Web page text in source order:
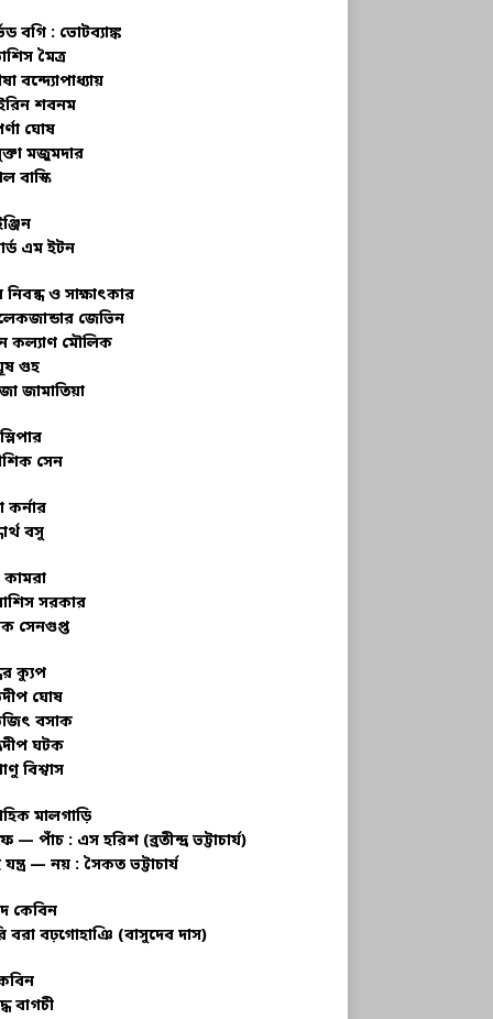
বগি : ভোটব্যাঙ্ক
মৈত্র
বন্দ্যোপাধ্যায়
শবনম
ঘোষ
মজুমদার
বাস্কি
এম ইটন
নিবন্ধ ও সাক্ষাৎকার
জেভিন
কল্যাণ মৌলিক
গুহ
জামাতিয়া
সেন
কর্নার
বসু
কামরা
সরকার
সেনগুপ্ত
ক্যুপ
ঘোষ
বসাক
ঘটক
বিশ্বাস
মালগাড়ি
— পাঁচ : এস হরিশ (ব্রতীন্দ্র ভট্টাচার্য)
যন্ত্র — নয় : সৈকত ভট্টাচার্য
কেবিন
বরা বঢ়গোহাঞি (বাসুদেব দাস)
বাগচী